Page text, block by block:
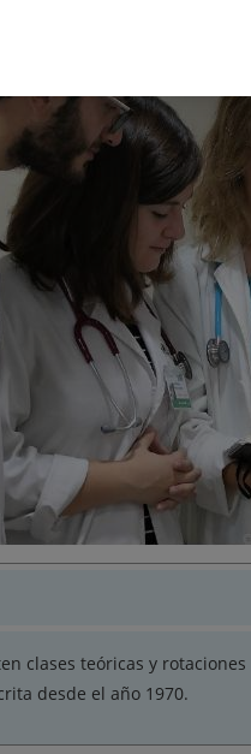
clases teóricas y
desde el año 1970.